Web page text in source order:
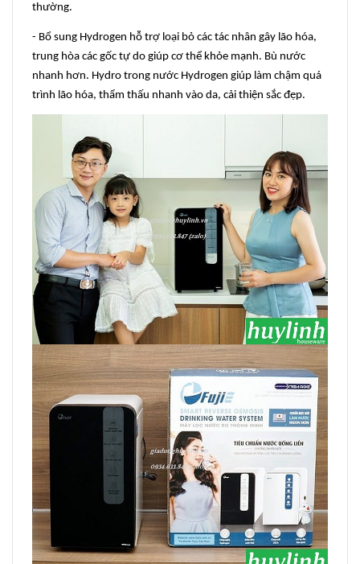
thường.
- Bổ sung Hydrogen hỗ trợ loại bỏ các tác nhân gây lão hóa,
trung hòa các gốc tự do giúp cơ thể khỏe mạnh. Bù nước
nhanh hơn. Hydro trong nước Hydrogen giúp làm chậm quá
trình lão hóa, thẩm thấu nhanh vào da, cải thiện sắc đẹp.